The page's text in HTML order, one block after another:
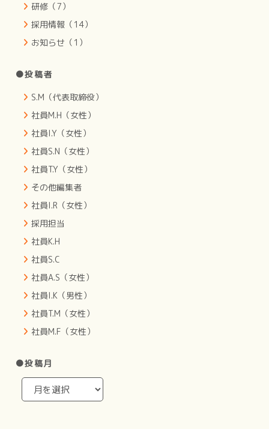
研修（7）
採用情報（14）
お知らせ（1）
●投稿者
S.M（代表取締役）
社員M.H（女性）
社員I.Y（女性）
社員S.N（女性）
社員T.Y（女性）
その他編集者
社員I.R（女性）
採用担当
社員K.H
社員S.C
社員A.S（女性）
社員I.K（男性）
社員T.M（女性）
社員M.F（女性）
●投稿月